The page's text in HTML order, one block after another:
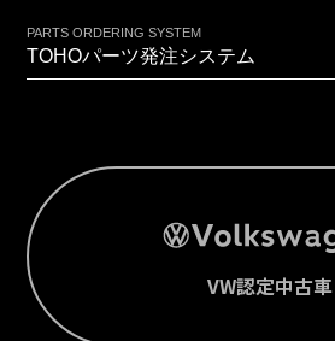
PARTS ORDERING SYSTEM
TOHOパーツ発注システム
VW認定中古車